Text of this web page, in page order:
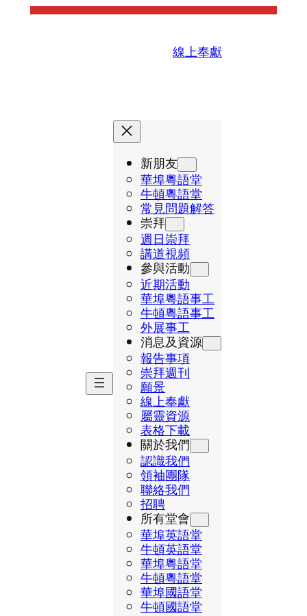
線上奉獻
新朋友
華埠粵語堂
牛頓粵語堂
常見問題解答
崇拜
週日崇拜
講道視頻
參與活動
近期活動
華埠粵語事工
牛頓粵語事工
外展事工
消息及資源
報告事項
崇拜週刊
願景
線上奉獻
屬靈資源
表格下載
關於我們
認識我們
領袖團隊
聯絡我們
招聘
所有堂會
華埠英語堂
牛頓英語堂
華埠粵語堂
牛頓粵語堂
華埠國語堂
牛頓國語堂